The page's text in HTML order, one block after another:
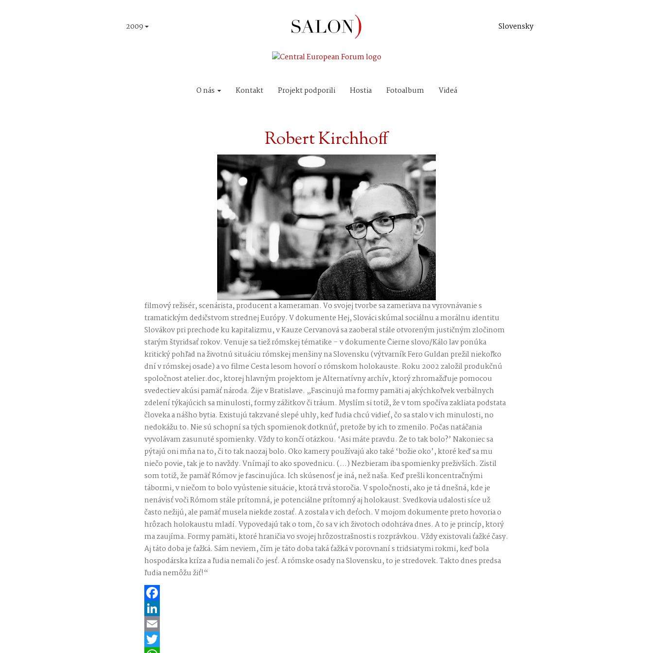
2009 Slovensky
O nás Kontakt Projekt podporili Hostia Fotoalbum Videá
Robert Kirchhoff
filmový režisér, scenárista, producent a kameraman. Vo svojej tvorbe sa zameriava na vyrovnávanie s
tramatickým dedičstvom strednej Európy. V dokumente Hej, Slováci skúmal sociálnu a morálnu identitu
Slovákov pri prechode ku kapitalizmu, v Kauze Cervanová sa zaoberal stále otvoreným justičným zločinom
starým štyridsať rokov. Venuje sa tiež rómskej tématike – v dokumente Čierne slovo/Kálo lav ponúka
kritický pohľad na životnú situáciu rómskej menšiny na Slovensku (výtvarník Fero Guldan prežil niekoľko
dní v rómskej osade) a vo filme Cesta lesom hovorí o rómskom holokauste. Roku 2002 založil produkčnú
spoločnost atelier.doc, ktorej hlavným projektom je Alternatívny archív, ktorý zhromažďuje pomocou
svedectiev akúsi pamäť národa. Žije v Bratislave. „Fascinujú ma formy pamäti aj akýchkoľvek verbálnych
zdelení týkajúcich sa minulosti, formy zážitkov či tráum. Myslím si totiž, že v tom spočíva zakliata podstata
človeka a nášho bytia. Existujú takzvané slepé uhly, keď ľudia chcú vidieť, čo sa stalo v ich minulosti, no
nedokážu to. Nie sú schopní sa tých spomienok dotknúť, pretože by ich to zmenilo. Počas natáčania
vyvolávam zasunuté spomienky. Vždy to končí otázkou. ‘Asi máte pravdu. Že to tak bolo?’ Nakoniec sa
pýtajú oni mňa na to, či to tak naozaj bolo. Oko kamery používajú ako také ‘božie oko’, ktoré keď sa mu
niečo povie, tak je to navždy. Vnímají to ako spovednicu. (…) Nezbieram iba spomienky preživších. Zistil
som totiž, že pamäť Rómov je fascinujúca. Ich skúsenosť je iná, než naša. Keď prešli koncentračnými
tábormi, v niečom to bolo vyústenie situácie, ktorá trvá storočia. V spoločnosti, ako je tá dnešná, kde je
nenávisť voči Rómom stále prítomná, je potenciálne prítomný aj holokaust. Svedkovia udalosti síce už
často nežijú, ale pamäť musela niekde zostať. A zostala v ich deťoch. V mojom dokumente preto hovoria o
hrôzach holokaustu mladí. Vypovedajú tak o tom, čo sa v ich životoch odohráva dnes. A to je princíp, ktorý
ma zaujíma. Formy pamäti, ktoré hraničia vo svojej hrôzostrašnosti s rozprávkou. Vždy existovali ťažké časy.
Aj táto doba je ťažká. Sám neviem, čím je táto doba taká ťažká v porovnaní s tridsiatymi rokmi, keď bola
hospodárska kríza a ľudia nemali čo jesť. A rómske osady na Slovensku, to je stredovek. Takto dnes predsa
ľudia nemôžu žiť!“
Facebook
LinkedIn
Email